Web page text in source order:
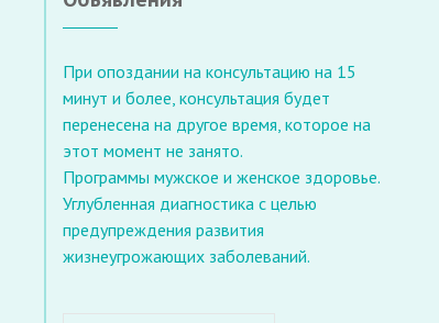
При опоздании на консультацию на 15
минут и более, консультация будет
перенесена на другое время, которое на
этот момент не занято.
Программы мужское и женское здоровье.
Углубленная диагностика с целью
предупреждения развития
жизнеугрожающих заболеваний.